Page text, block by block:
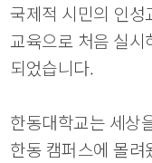
국제적 시민의 인
교육으로 처음 실시
되었습니다.
한동대학교는 세상
한동 캠퍼스에 몰